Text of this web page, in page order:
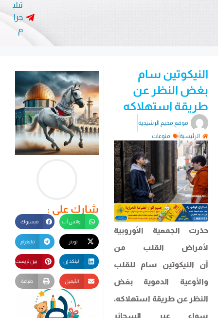
تيلي
جرا
م
النيكوتين سام
بغض النظر عن
طريقة استهلاكه
موقع مخيم الرشيدية
الرئيسية
منوعات
حذرت الجمعية الأوروبية
لأمراض القلب من
أن النيكوتين سام للقلب
والأوعية الدموية بغض
النظر عن طريقة استهلاكه،
سواء عبر السجائر
شارك على :
واتس أب فيسبوك
تيليغرام
لينكد إن بين تريست
الأيميل طباعة